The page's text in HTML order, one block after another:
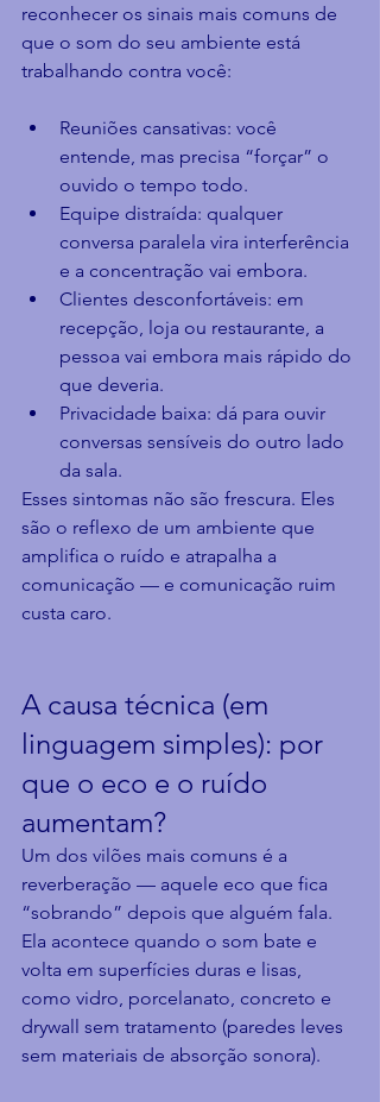
reconhecer os sinais mais comuns de
que o som do seu ambiente está
trabalhando contra você:
Reuniões cansativas: você
entende, mas precisa “forçar” o
ouvido o tempo todo.
Equipe distraída: qualquer
conversa paralela vira interferência
e a concentração vai embora.
Clientes desconfortáveis: em
recepção, loja ou restaurante, a
pessoa vai embora mais rápido do
que deveria.
Privacidade baixa: dá para ouvir
conversas sensíveis do outro lado
da sala.
Esses sintomas não são frescura. Eles
são o reflexo de um ambiente que
amplifica o ruído e atrapalha a
comunicação — e comunicação ruim
custa caro.
A causa técnica (em
linguagem simples): por
que o eco e o ruído
aumentam?
Um dos vilões mais comuns é a
reverberação — aquele eco que fica
“sobrando” depois que alguém fala.
Ela acontece quando o som bate e
volta em superfícies duras e lisas,
como vidro, porcelanato, concreto e
drywall sem tratamento (paredes leves
sem materiais de absorção sonora).